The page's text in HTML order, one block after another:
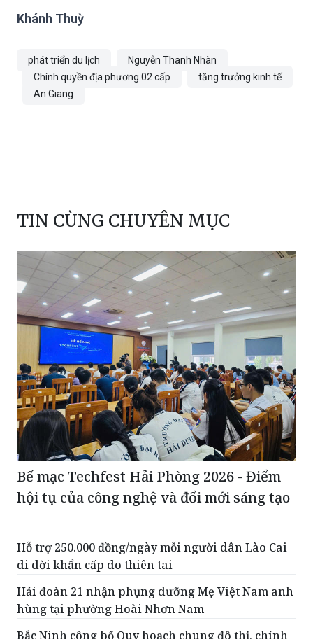
Khánh Thuỳ
phát triển du lịch
Nguyễn Thanh Nhàn
Chính quyền địa phương 02 cấp
tăng trưởng kinh tế
An Giang
TIN CÙNG CHUYÊN MỤC
Bế mạc Techfest Hải Phòng 2026 - Điểm
hội tụ của công nghệ và đổi mới sáng tạo
Hỗ trợ 250.000 đồng/ngày mỗi người dân Lào Cai
di dời khẩn cấp do thiên tai
Hải đoàn 21 nhận phụng dưỡng Mẹ Việt Nam anh
hùng tại phường Hoài Nhơn Nam
Bắc Ninh công bố Quy hoạch chung đô thị, chính